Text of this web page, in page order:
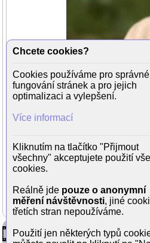
Chcete cookies?
Cookies používáme pro správné
fungování stránek a pro jejich
optimalizaci a vylepšení.
Více informací
Kliknutím na tlačítko "Přijmout
všechny" akceptujete použití
cookies.
Reálně jde pouze o anonymní
měření návštěvnosti, jiné
třetích stran nepoužíváme.
Použití jen některých typů